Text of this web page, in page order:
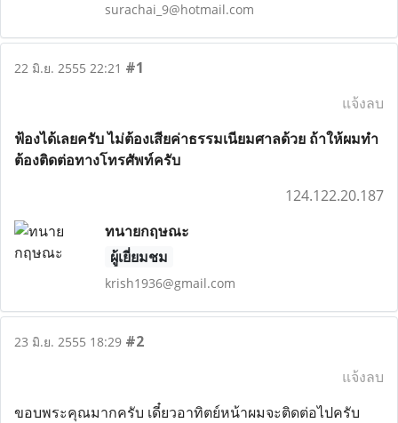
surachai_9@hotmail.com
22 มิ.ย. 2555 22:21 #1
แจ้งลบ
ฟ้องได้เลยครับ ไม่ต้องเสียค่าธรรมเนียมศาลด้วย ถ้าให้ผมทำ
ต้องติดต่อทางโทรศัพท์ครับ
124.122.20.187
ทนายกฤษณะ
ผู้เยี่ยมชม
krish1936@gmail.com
23 มิ.ย. 2555 18:29 #2
แจ้งลบ
ขอบพระคุณมากครับ เดี๋ยวอาทิตย์หน้าผมจะติดต่อไปครับ